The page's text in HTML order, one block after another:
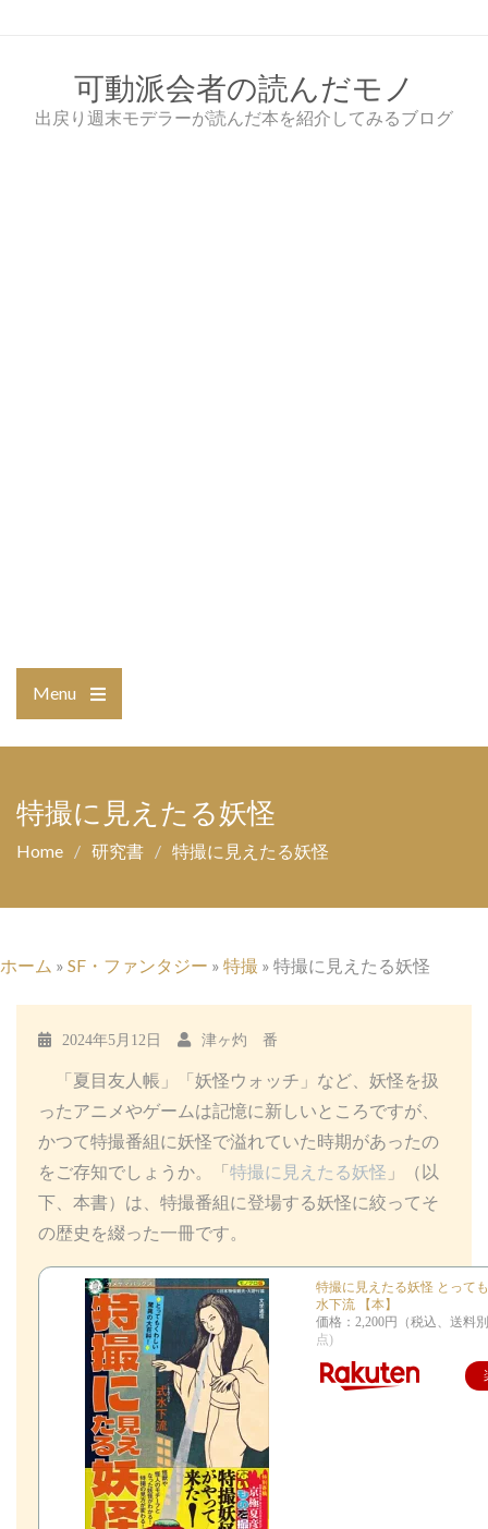
可動派会者の読んだモノ
出戻り週末モデラーが読んだ本を紹介してみるブログ
Menu
main
特撮に見えたる妖怪
Home 研究書 特撮に見えたる妖怪
ホーム » SF・ファンタジー » 特撮 » 特撮に見えたる妖怪
2024年5月12日 津ヶ灼 番
「夏目友人帳」「妖怪ウォッチ」など、妖怪を扱
ったアニメやゲームは記憶に新しいところですが、
かつて特撮番組に妖怪で溢れていた時期があったの
をご存知でしょうか。「 特撮に見えたる妖怪 」（以
下、本書）は、特撮番組に登場する妖怪に絞ってそ
の歴史を綴った一冊です。
特撮に見えたる妖怪 とって
水下流 【本】
価格：2,200円（税込、送料
点)